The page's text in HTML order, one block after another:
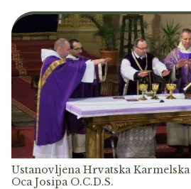
Ustanovljena Hrvatska
Oca Josipa O.C.D.S.